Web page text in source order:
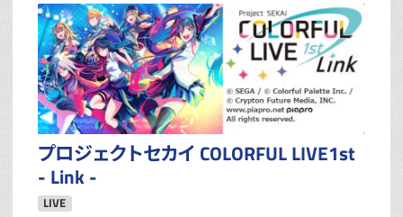
プロジェクトセカイ COLORFUL LIVE1st
- Link -
LIVE